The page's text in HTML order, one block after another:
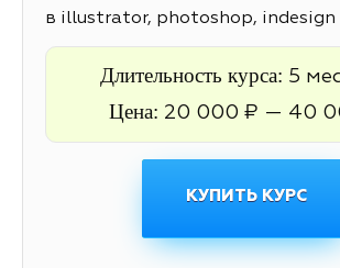
в illustrator, photoshop, indesign
Длительность курса: 5
Цена: 20 000 ₽ — 40
КУПИТЬ КУРС